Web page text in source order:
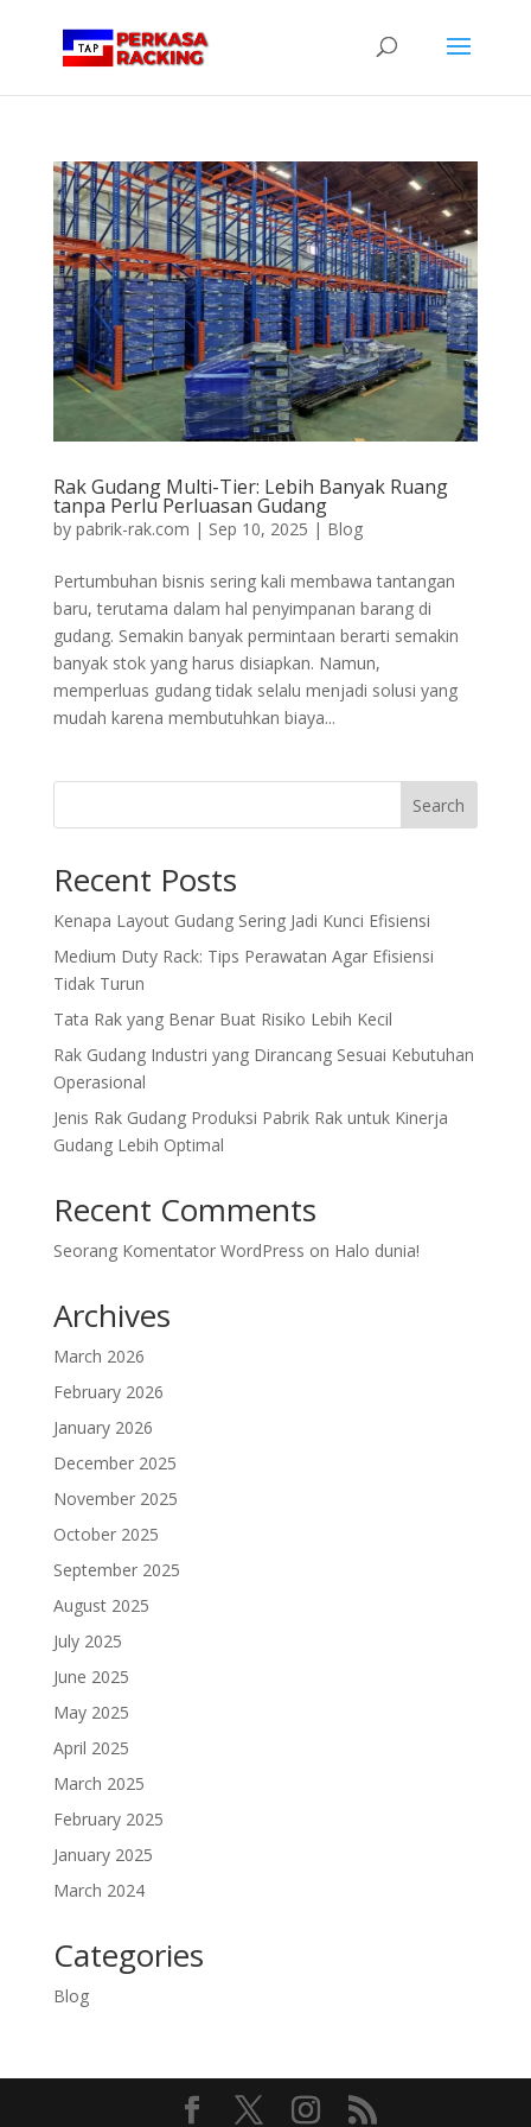
Rak Gudang Multi-Tier: Lebih Banyak Ruang
tanpa Perlu Perluasan Gudang
by pabrik-rak.com | Sep 10, 2025 | Blog
Pertumbuhan bisnis sering kali membawa tantangan
baru, terutama dalam hal penyimpanan barang di
gudang. Semakin banyak permintaan berarti semakin
banyak stok yang harus disiapkan. Namun,
memperluas gudang tidak selalu menjadi solusi yang
mudah karena membutuhkan biaya...
Search
Recent Posts
Kenapa Layout Gudang Sering Jadi Kunci Efisiensi
Medium Duty Rack: Tips Perawatan Agar Efisiensi
Tidak Turun
Tata Rak yang Benar Buat Risiko Lebih Kecil
Rak Gudang Industri yang Dirancang Sesuai Kebutuhan
Operasional
Jenis Rak Gudang Produksi Pabrik Rak untuk Kinerja
Gudang Lebih Optimal
Recent Comments
Seorang Komentator WordPress on Halo dunia!
Archives
March 2026
February 2026
January 2026
December 2025
November 2025
October 2025
September 2025
August 2025
July 2025
June 2025
May 2025
April 2025
March 2025
February 2025
January 2025
March 2024
Categories
Blog